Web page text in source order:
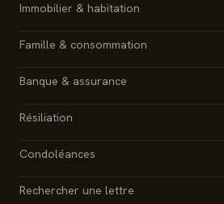
Immobilier & habitation
Famille & consommation
Banque & assurance
Résiliation
Condoléances
Rechercher une lettre